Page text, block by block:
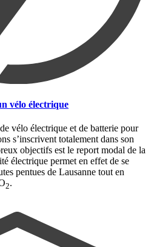
vélo électrique
vélo électrique et de batterie pour
s’inscrivent totalement dans son
objectifs est le report modal de la
électrique permet en effet de se
pentues de Lausanne tout en
2.